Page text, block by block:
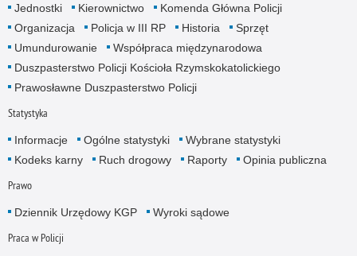
Jednostki Kierownictwo
Komenda Główna Policji
Organizacja
Policja w III RP Historia
Sprzęt
Umundurowanie
Współpraca międzynarodowa
Duszpasterstwo Policji Kościoła Rzymskokatolickiego
Prawosławne Duszpasterstwo Policji
Statystyka
Informacje Ogólne statystyki
Wybrane statystyki
Kodeks karny
Ruch drogowy Raporty Opinia publiczna
Prawo
Dziennik Urzędowy KGP Wyroki sądowe
Praca w Policji